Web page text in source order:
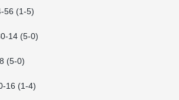
56 (1-5)
14 (5-0)
(5-0)
16 (1-4)